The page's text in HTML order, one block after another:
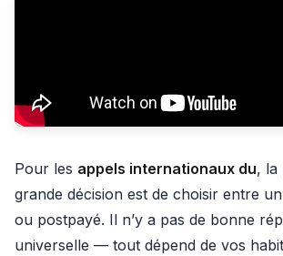
Pour les appels internationaux du, la
grande décision est de choisir entre
ou postpayé. Il n’y a pas de bonne
universelle — tout dépend de vos